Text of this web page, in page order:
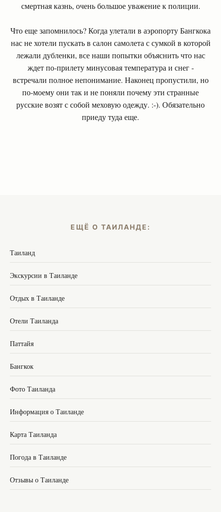
смертная казнь, очень большое уважение к полиции.
Что еще запомнилось? Когда улетали в аэропорту Бангкока
нас не хотели пускать в салон самолета с сумкой в которой
лежали дубленки, все наши попытки объяснить что нас
ждет по-прилету минусовая температура и снег -
встречали полное непонимание. Наконец пропустили, но
по-моему они так и не поняли почему эти странные
русские возят с собой меховую одежду. :-). Обязательно
приеду туда еще.
ЕЩЁ О ТАИЛАНДЕ:
Таиланд
Экскурсии в Таиланде
Отдых в Таиланде
Отели Таиланда
Паттайя
Бангкок
Фото Таиланда
Информация о Таиланде
Карта Таиланда
Погода в Таиланде
Отзывы о Таиланде